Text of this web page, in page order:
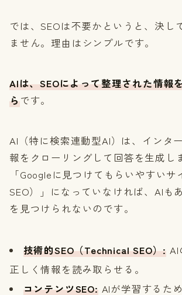
では、SEOは不要かというと、決し
ません。理由はシンプルです。
AIは、SEOによって整理された情報
らです。
AI（特に検索連動型AI）は、インタ
報をクローリングして回答を生成し
「Googleに見つけてもらいやすいサ
SEO）」になっていなければ、AIも
を見つけられないのです。
技術的SEO（Technical SEO）: AI
正しく情報を読み取らせる。
コンテンツSEO:AIが学習するた